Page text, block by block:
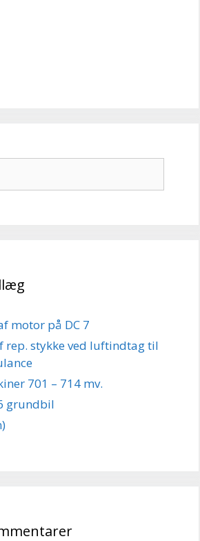
motor på DC 7
rep. stykke ved luftindtag til
701 – 714 mv.
grundbil